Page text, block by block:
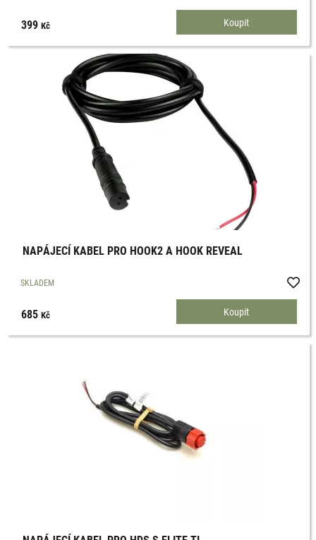
399Kč
NAPÁJECÍ KABEL PRO HOOK2 A HOOK REVEAL
SKLADEM
685Kč